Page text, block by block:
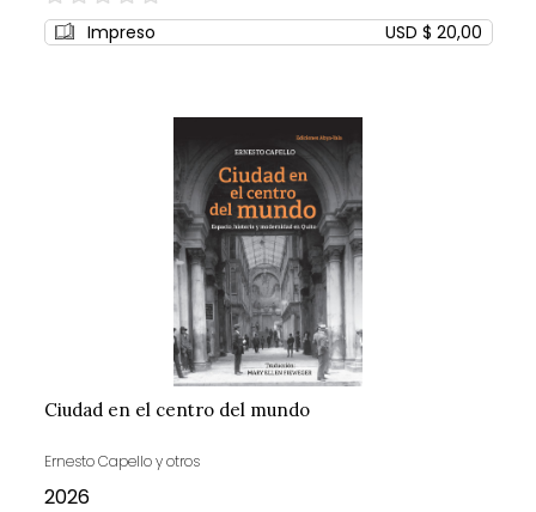
0%
Impreso USD $ 20,00
Ciudad en el centro del mundo
Ernesto Capello y otros
2026